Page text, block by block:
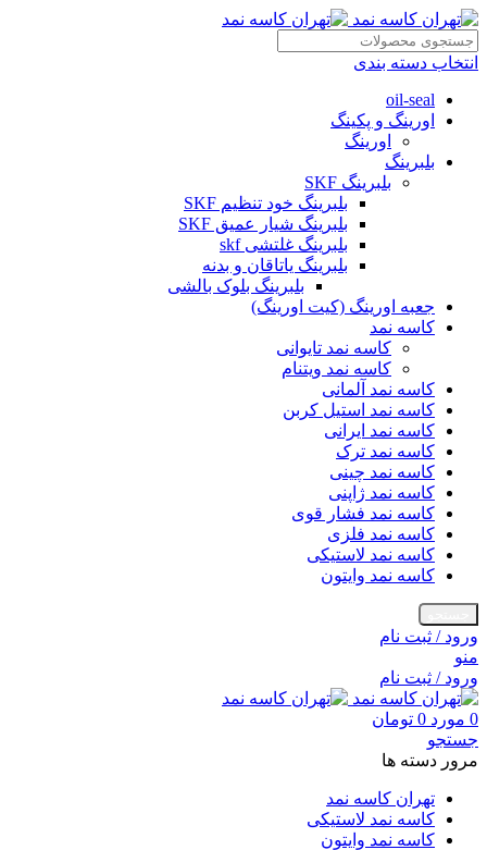
انتخاب دسته بندی
oil-seal
اورینگ و پکینگ
اورینگ
بلبرینگ
بلبرینگ SKF
بلبرینگ خود تنظیم SKF
بلبرینگ شیار عمیق SKF
بلبرینگ غلتشی skf
بلبرینگ یاتاقان و بدنه
بلبرینگ بلوک بالشی
جعبه اورینگ (کیت اورینگ)
کاسه نمد
کاسه نمد تایوانی
کاسه نمد ویتنام
کاسه نمد آلمانی
کاسه نمد استیل کربن
کاسه نمد ایرانی
کاسه نمد ترک
کاسه نمد چینی
کاسه نمد ژاپنی
کاسه نمد فشار قوی
کاسه نمد فلزی
کاسه نمد لاستیکی
کاسه نمد وایتون
ورود / ثبت نام
منو
ورود / ثبت نام
0 مورد 0 تومان
جستجو
مرور دسته ها
تهران کاسه نمد
کاسه نمد لاستیکی
کاسه نمد وایتون